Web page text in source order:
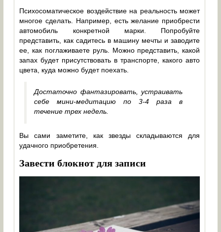
Психосоматическое воздействие на реальность может
многое сделать. Например, есть желание приобрести
автомобиль конкретной марки. Попробуйте
представить, как садитесь в машину мечты и заводите
ее, как поглаживаете руль. Можно представить, какой
запах будет присутствовать в транспорте, какого авто
цвета, куда можно будет поехать.
Достаточно фантазировать, устраивать
себе мини-медитацию по 3-4 раза в
течение трех недель.
Вы сами заметите, как звезды складываются для
удачного приобретения.
Завести блокнот для записи